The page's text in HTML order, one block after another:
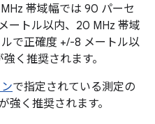
帯域幅では 90 パーセ
ートル以内、20 MHz 帯域
で正確度 +/-8 メートル以
く推奨されます。
で指定されている測定の
強く推奨されます。